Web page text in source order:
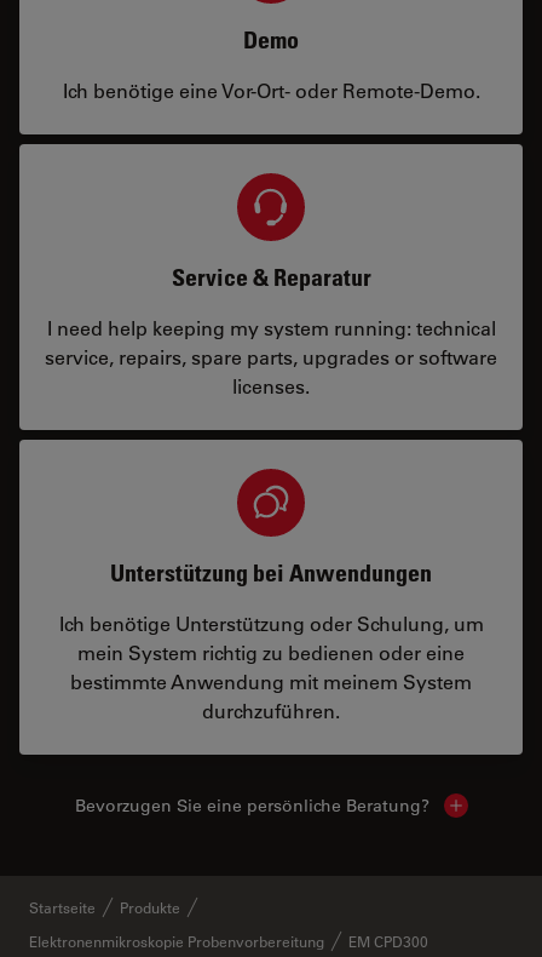
Demo
Ich benötige eine Vor-Ort- oder Remote-Demo.
Service & Reparatur
I need help keeping my system running: technical
service, repairs, spare parts, upgrades or software
licenses.
Unterstützung bei Anwendungen
Ich benötige Unterstützung oder Schulung, um
mein System richtig zu bedienen oder eine
bestimmte Anwendung mit meinem System
durchzuführen.
Bevorzugen Sie eine persönliche Beratung? Show
Startseite
Produkte
Elektronenmikroskopie Probenvorbereitung
EM CPD300